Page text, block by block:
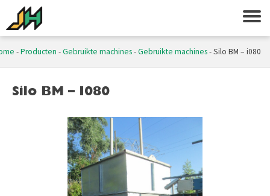
-Producten -Gebruikte machines-Gebruikte machines-Silo BM – i080
Silo BM – I080